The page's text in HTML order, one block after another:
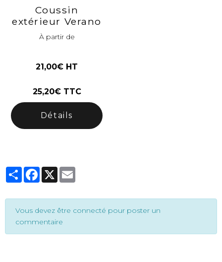
Coussin
extérieur Verano
À partir de
21,00€ HT
25,20€ TTC
Détails
PartagerFacebook
Vous devez être connecté pour poster un
commentaire